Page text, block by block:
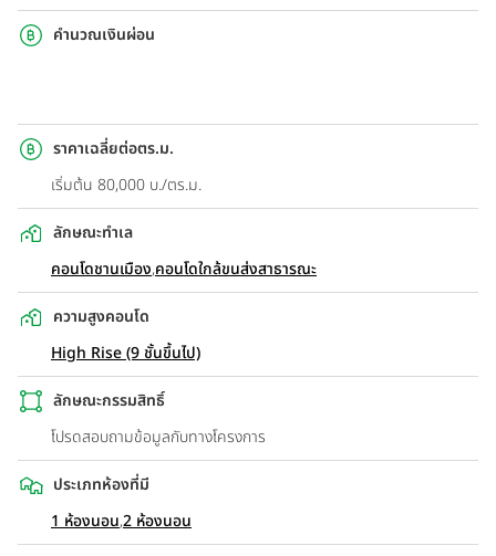
คำนวณเงินผ่อน
ราคาเฉลี่ยต่อตร.ม.
เริ่มต้น 80,000 บ./ตร.ม.
ลักษณะทำเล
คอนโดชานเมือง,คอนโดใกล้ขนส่งสาธารณะ
ความสูงคอนโด
High Rise (9 ชั้นขึ้นไป)
ลักษณะกรรมสิทธิ์
โปรดสอบถามข้อมูลกับทางโครงการ
ประเภทห้องที่มี
1 ห้องนอน,2 ห้องนอน